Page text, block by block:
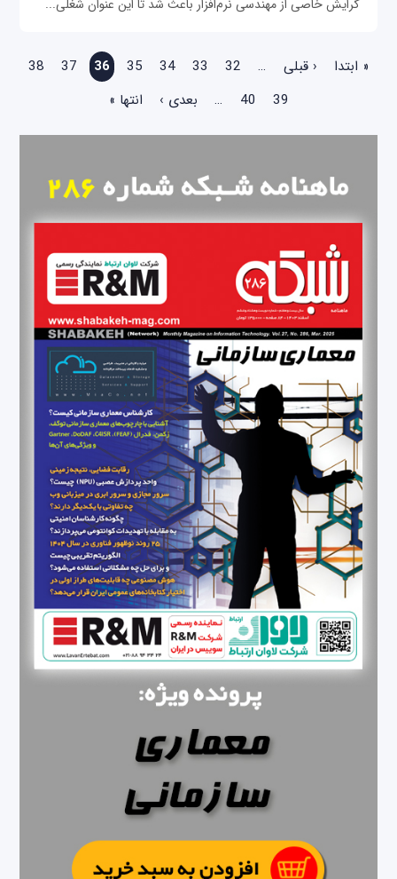
گرایش خاصی از مهندسی نرم‌افزار باعث شد تا این عنوان شغلی...
صفحه‌ها
« ابتدا ‹ قبلی …
32
33
34
35
36
37
38
39
40
… بعدی › انتها »